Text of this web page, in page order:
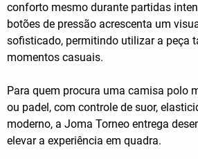
conforto mesmo durante partidas
botões de pressão acrescenta um
sofisticado, permitindo utilizar a peça
momentos casuais.
Para quem procura uma camisa polo
ou padel, com controle de suor,
moderno, a Joma Torneo entrega
elevar a experiência em quadra.